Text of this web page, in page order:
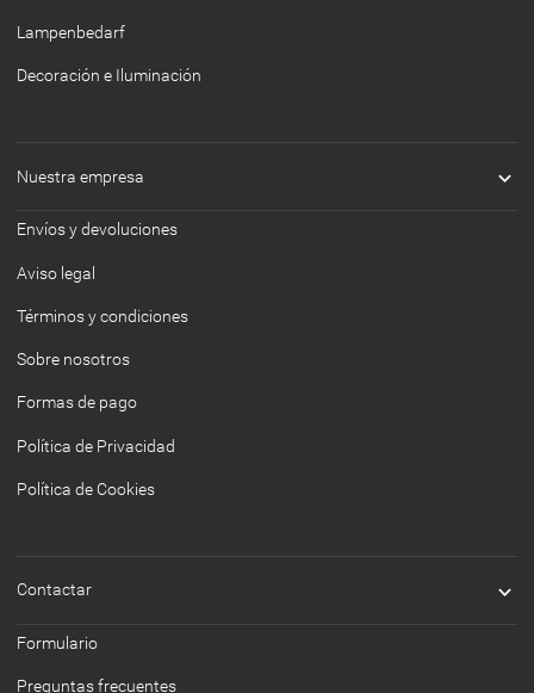
Lampenbedarf
Decoración e Iluminación
Nuestra empresa 
Envíos y devoluciones
Aviso legal
Términos y condiciones
Sobre nosotros
Formas de pago
Política de Privacidad
Política de Cookies
Contactar 
Formulario
Preguntas frecuentes